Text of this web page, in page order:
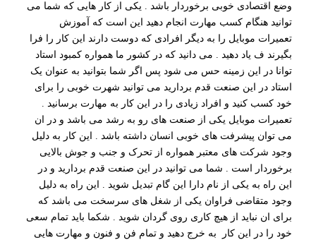
وضع اقتصادی خوبی برخوردار باشد . یکی از کار هایی که شما می
توانید هنگام کسب مهارت انجام دهید این است که آموزش
تعمیرات موبایل را به دیگر افرادی که دوست دارند این کار را فرا
بگیرند ف یاد دهید . می دانید که در کشور ما همواره کمبود استاد
توانا در این زمینه حس می شود پس اگر شما بتوانید به عنوان یک
استاد در این صنعت قدم بردارید می توانید شهرت خوبی را برای
خود کسب کنید و افراد زیادی را در این کار به مهارت برسانید .
تعمیرات موبایل یکی از صنعت های رو به رشد می باشد و در ان
می توان پیشرفت های خوبی انسان داشته باشد . این کار به دلیل
وجود شرکت های معتبر همواره از تحرک و جنب و جوش بالایی
برخوردار است . شما می توانید در این صنعت قدم بردارید و در
این راه به یکی از نام دارا این گام تبدیل شوید . این راه به دلیل
وجود متقاضی فراوان یکی از شغل های سرسخت می باشد که
برای ان نباید از هیچ کاری روی گردان شوید . شکما باید تمام سعی
خود را در این کار به خرج دهید و تمام فن و فنون و مهارت هایی